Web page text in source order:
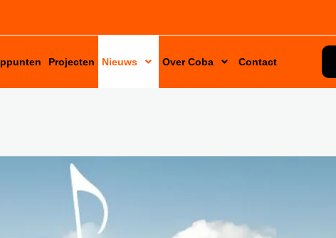
Projecten Nieuws
Alles wat je moet weten over pastalijm!
Coba voegt 3 nieuwe kleuren toe!
Welkom bij Mijn Coba!
Over Coba Contact